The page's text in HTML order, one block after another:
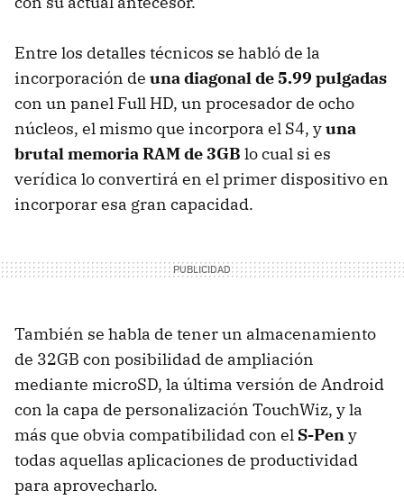
Entre los detalles técnicos se habló de la
incorporación de una diagonal de 5.99 pulgadas
con un panel Full HD, un procesador de ocho
núcleos, el mismo que incorpora el S4, yuna
brutal memoria RAM de 3GB lo cual si es
verídica lo convertirá en el primer dispositivo en
incorporar esa gran capacidad.
También se habla de tener un almacenamiento
de 32GB con posibilidad de ampliación
mediante microSD, la última versión de Android
con la capa de personalización TouchWiz, y la
más que obvia compatibilidad con el S-Pen y
todas aquellas aplicaciones de productividad
para aprovecharlo.